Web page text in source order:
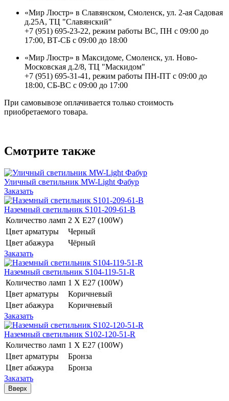
«Мир Люстр» в Славянском, Смоленск, ул. 2-ая Садовая
д.25А, ТЦ "Славянский"
+7 (951) 695-23-22, режим работы ВС, ПН с 09:00 до
17:00, ВТ-СБ с 09:00 до 18:00
«Мир Люстр» в Максидоме, Смоленск, ул. Ново-
Московская д.2/8, ТЦ "Маскидом"
+7 (951) 695-31-41, режим работы ПН-ПТ с 09:00 до
18:00, СБ-ВС с 09:00 до 17:00
При самовывозе оплачивается только стоимость
приобретаемого товара.
Смотрите также
Уличный светильник MW-Light Фабур
Заказать
Наземный светильник S101-209-61-B
Количество ламп 2 Х E27 (100W)
Цвет арматуры
Черный
Цвет абажура
Чёрный
Заказать
Наземный светильник S104-119-51-R
Количество ламп 1 Х E27 (100W)
Цвет арматуры
Коричневый
Цвет абажура
Коричневый
Заказать
Наземный светильник S102-120-51-R
Количество ламп 1 Х E27 (100W)
Цвет арматуры
Бронза
Цвет абажура
Бронза
Заказать
Вверх